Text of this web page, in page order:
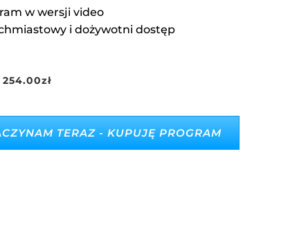
w wersji video
i dożywotni dostęp
254.00zł
TERAZ - KUPUJĘ PROGRAM